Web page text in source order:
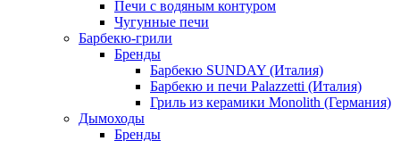
Печи с водяным контуром
Чугунные печи
Барбекю-грили
Бренды
Барбекю SUNDAY (Италия)
Барбекю и печи Palazzetti (Италия)
Гриль из керамики Monolith (Германия)
Дымоходы
Бренды